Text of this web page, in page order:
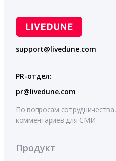
support@livedune.com
PR-отдел:
pr@livedune.com
По вопросам сотрудничества,
комментариев для СМИ
Продукт